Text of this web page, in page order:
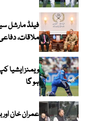
فیلڈ مارشل
ملاقات،
ہو گا
عمران خان